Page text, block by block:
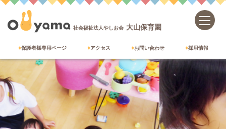
社会福祉法人やしお会 大山保育園
保護者様専用ページ アクセス お問い合わせ 採用情報